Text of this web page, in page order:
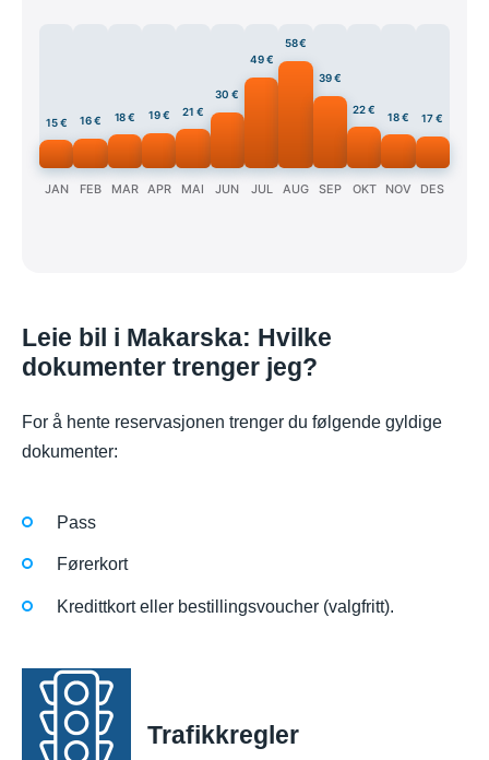
15 €
JAN
16 €
FEB
18 €
MAR
19 €
APR
21 €
MAI
30 €
JUN
49 €
JUL
58 €
AUG
39 €
SEP
22 €
OKT
18 €
NOV
17 €
DES
Leie bil i Makarska: Hvilke
dokumenter trenger jeg?
For å hente reservasjonen trenger du følgende gyldige
dokumenter:
Pass
Førerkort
Kredittkort eller bestillingsvoucher (valgfritt).
Trafikkregler